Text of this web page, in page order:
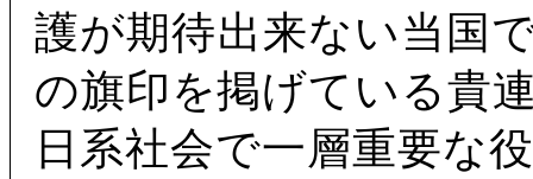
護が期待出来ない当国
の旗印を掲げている貴
日系社会で一層重要な